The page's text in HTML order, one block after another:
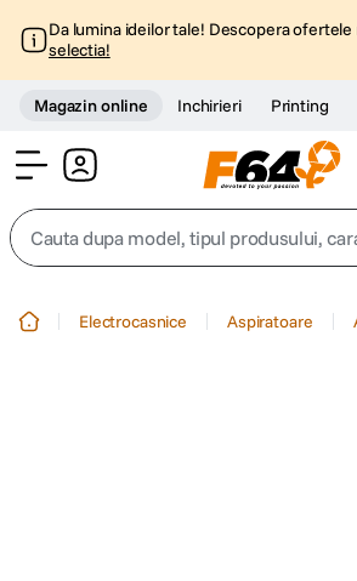
Da lumina ideilor tale! Descopera
selectia!
Magazin online Inchirieri Printing
Cauta dupa model, tipul produsului,
Electrocasnice Aspiratoare